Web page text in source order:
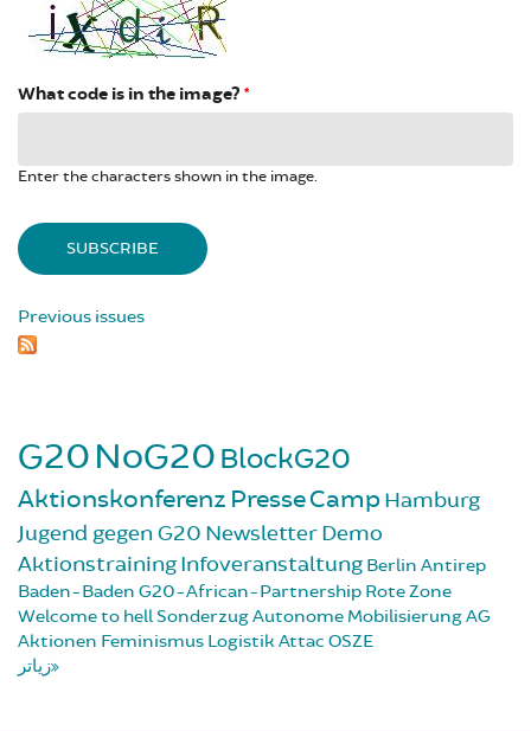
What code is in the image? *
Enter the characters shown in the image.
Previous issues
G20NoG20 BlockG20
Aktionskonferenz PresseCampHamburg
Jugend gegen G20 NewsletterDemo
AktionstrainingInfoveranstaltung Berlin Antirep
Baden-Baden G20-African-Partnership Rote Zone
Welcome to hellSonderzugAutonome MobilisierungAG
Aktionen Feminismus Logistik Attac OSZE
زیاتر